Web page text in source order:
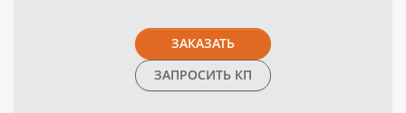
ЗАКАЗАТЬ
ЗАПРОСИТЬ КП